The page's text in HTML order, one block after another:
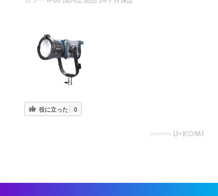
役に立った 0